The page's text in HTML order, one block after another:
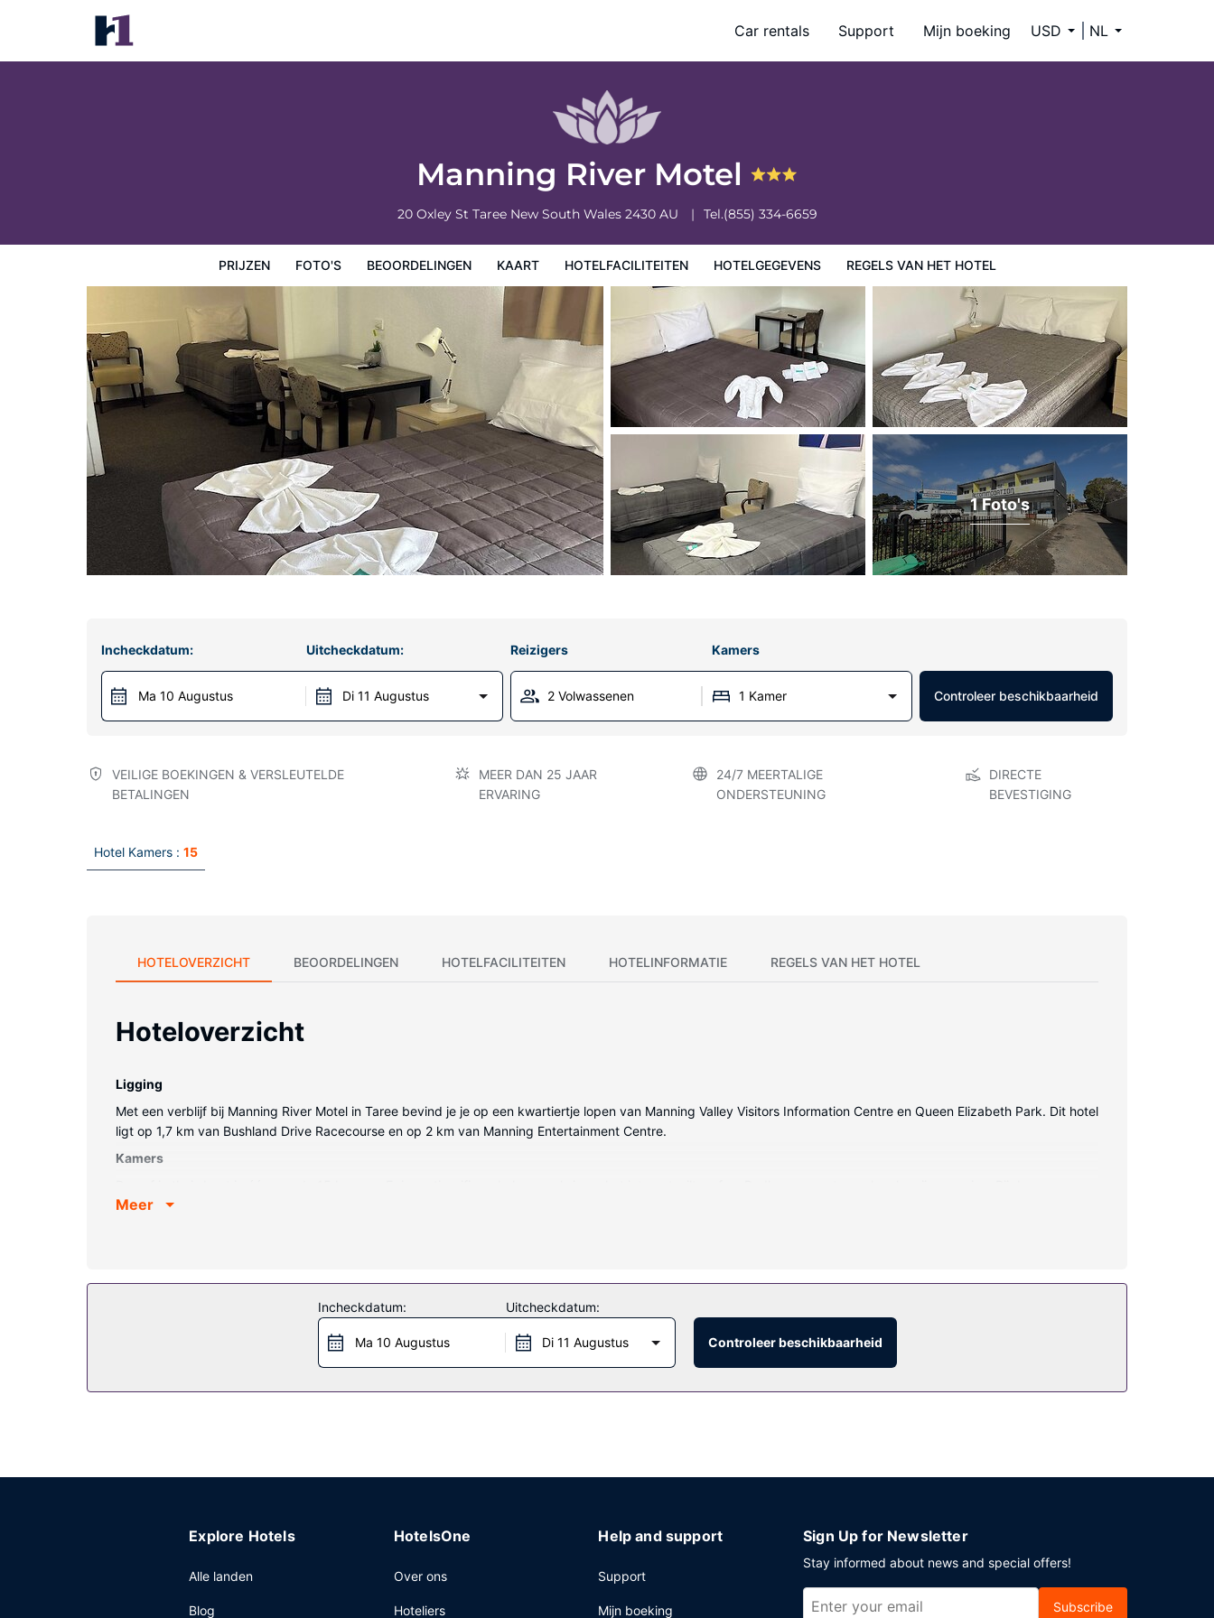
Car rentals Support Mijn boeking USD NL
Manning River Motel
20 Oxley St Taree New South Wales 2430 AU Tel.(855) 334-6659
PRIJZEN FOTO'S BEOORDELINGEN KAART HOTELFACILITEITEN HOTELGEGEVENS REGELS VAN HET HOTEL
Manning River Motel
Prijzen
1 Foto's
Incheckdatum:
Ma 10 Augustus
Uitcheckdatum:
Di 11 Augustus
Reizigers Kamers
2 Volwassenen 1 Kamer Controleer beschikbaarheid
VEILIGE BOEKINGEN & VERSLEUTELDE
BETALINGEN
MEER DAN 25 JAAR
ERVARING
24/7 MEERTALIGE
ONDERSTEUNING
DIRECTE
BEVESTIGING
Hotel Kamers : 15
HOTELOVERZICHT BEOORDELINGEN HOTELFACILITEITEN HOTELINFORMATIE REGELS VAN HET HOTEL
Hoteloverzicht
Ligging
Met een verblijf bij Manning River Motel in Taree bevind je je op een kwartiertje lopen van Manning Valley Visitors Information Centre en Queen Elizabeth Park. Dit hotel
ligt op 1,7 km van Bushland Drive Racecourse en op 2 km van Manning Entertainment Centre.
Kamers
voorzieningen horen een bureau en de kamers worden dagelijks schoongemaakt.
Restaurant
Geniet van een maaltijd in het restaurant of bestel een snack in de koffiebar/het café van dit hotel. Bestel je favoriete drankje in een bar/lounge.
Enkele van de voorzieningen zijn een wasserij en een geldautomaat/bankservice. Ter plaatse heb je gratis parkeerplaatsen.
Meer
Incheckdatum:
Ma 10 Augustus
Uitcheckdatum:
Di 11 Augustus Controleer beschikbaarheid
Explore Hotels
Alle landen
Blog
HotelsOne
Over ons
Hoteliers
Help and support
Support
Mijn boeking
Sign Up for Newsletter
Stay informed about news and special offers!
Subscribe